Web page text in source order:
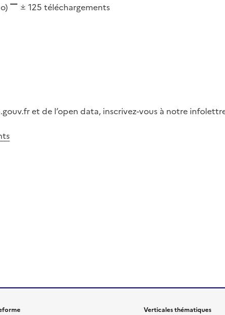
125 téléchargements
et de l’open data, inscrivez-vous à notre
Verticales thématiques